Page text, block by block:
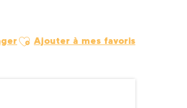
Ajouter aux favoris
Ajouter à mes favoris